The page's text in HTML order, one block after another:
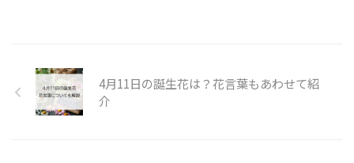
4月11日の誕生花は？花言葉もあわせて紹
介